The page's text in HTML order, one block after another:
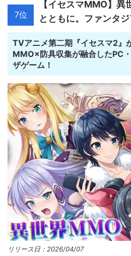
7位
【イセスマMMO】
とともに。ファンタ
TVアニメ第二期『イセスマ2』
MMO×防具収集が融合したPC
ザゲーム！
リリース日：2026/04/07